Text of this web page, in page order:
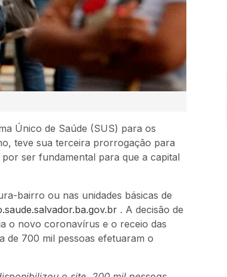
Único de Saúde (SUS) para os
teve sua terceira prorrogação para
ser fundamental para que a capital
bairro ou nas unidades básicas de
. A decisão de
o novo coronavírus e o receio das
de 700 mil pessoas efetuaram o